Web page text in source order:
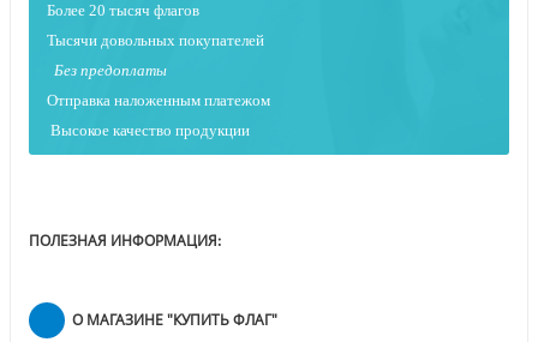
Более 20 тысяч флагов
Тысячи довольных покупателей
Без предоплаты
Отправка наложенным платежом
Высокое качество продукции
ПОЛЕЗНАЯ ИНФОРМАЦИЯ:
О МАГАЗИНЕ "КУПИТЬ ФЛАГ"